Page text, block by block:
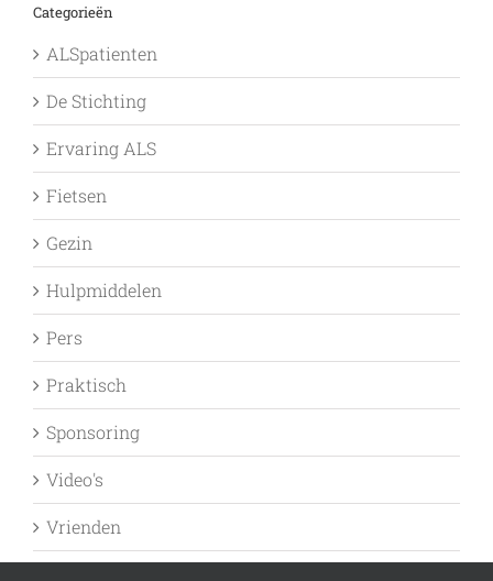
Categorieën
ALSpatienten
De Stichting
Ervaring ALS
Fietsen
Gezin
Hulpmiddelen
Pers
Praktisch
Sponsoring
Video's
Vrienden